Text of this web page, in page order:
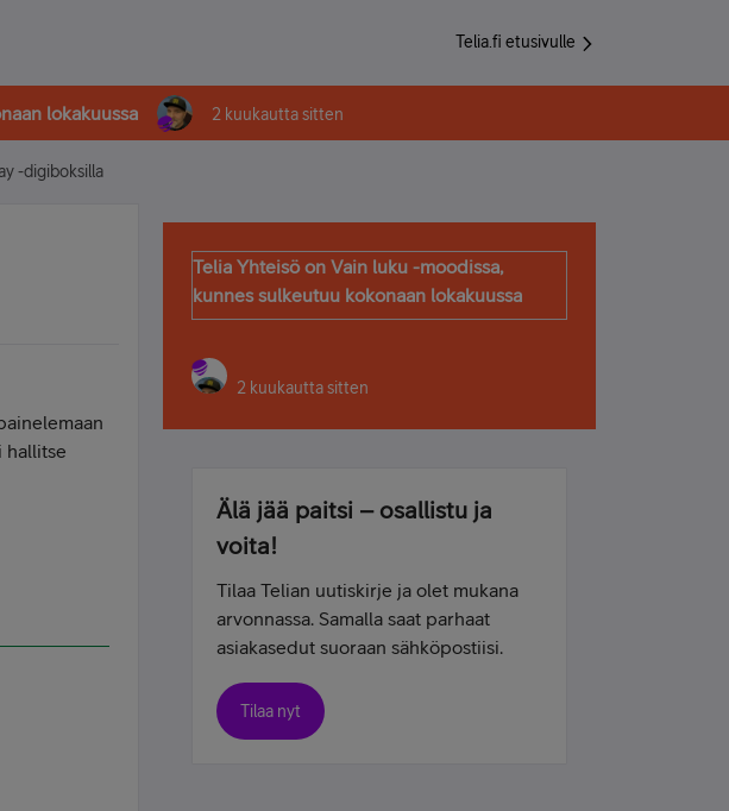
Telia.fi etusivulle
lokakuussa 2 kuukautta sitten
-digiboksilla
hallitse
Telia Yhteisö on Vain luku -moodissa,
kunnes sulkeutuu kokonaan lokakuussa
2 kuukautta sitten
Älä jää paitsi – osallistu ja
voita!
Tilaa Telian uutiskirje ja olet mukana
arvonnassa. Samalla saat parhaat
asiakasedut suoraan sähköpostiisi.
Tilaa nyt